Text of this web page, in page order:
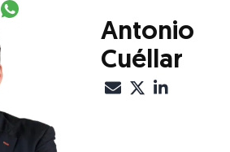
mediante Email
actual mediante Facebook
el artículo actual mediante Twitter
el artículo actual mediante LinkedIn
Compartir el artículo actual mediante
Antonio
Cuéllar